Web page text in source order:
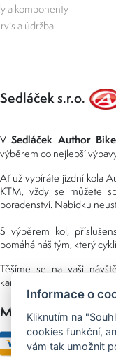
a komponenty
a údržba
Sedláček s.r.o.
VSedláček Author
výběrem co nejlepší
Ať už vybíráte jízdní kola
KTM, vždy se můžete
poradenství. Nabídku
S výběrem kol,
pomáhá náš tým, který
Těšíme se na vaši
kamenné prodejně, kterou
Možnosti platby
Informace o
Kliknutím na
cookies funkční,
vám tak umožnit